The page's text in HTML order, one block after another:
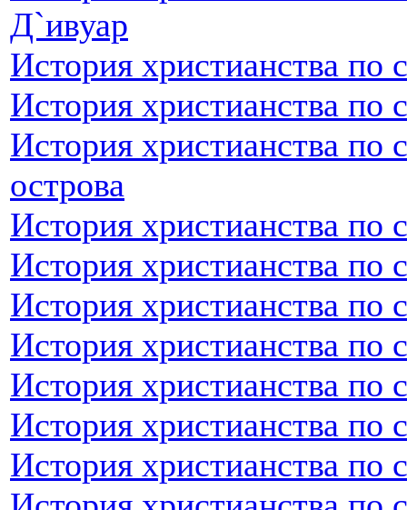
Д`ивуар
История христианства по
История христианства по
История христианства по
острова
История христианства по
История христианства по
История христианства по
История христианства по
История христианства по
История христианства по
История христианства по